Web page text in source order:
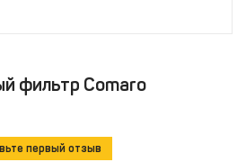
фильтр Comaro
первый отзыв